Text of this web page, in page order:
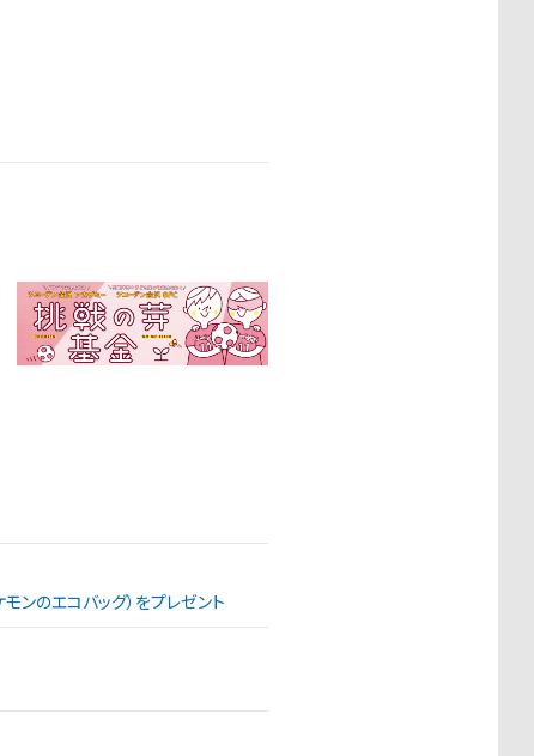
ンのエコバッグ）をプレゼント